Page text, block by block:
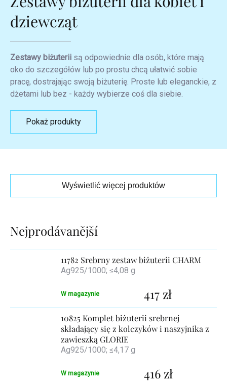
dziewcząt
Zestawy biżuterii są odpowiednie dla osób, które mają
oko do szczegółów lub po prostu chcą ułatwić sobie
pracę, dostrajając swoją biżuterię. Proste lub eleganckie, z
dżetami lub bez - każdy wybierze coś dla siebie.
Pokaż produkty
Wyświetlić więcej produktów
11782 Srebrny zestaw biżuterii CHARM
Ag925/1000; ≤4,08 g
W magazynie 417 zł
10825 Komplet biżuterii srebrnej
składający się z kolczyków i naszyjnika z
zawieszką GLORIE
Ag925/1000; ≤4,17 g
W magazynie 416 zł
Lista
produktów